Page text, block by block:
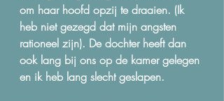
om haar hoofd opzij te draaien. (Ik
heb niet gezegd dat mijn angsten
rationeel zijn). De dochter heeft dan
ook lang bij ons op de kamer gelegen
en ik heb lang slecht geslapen.